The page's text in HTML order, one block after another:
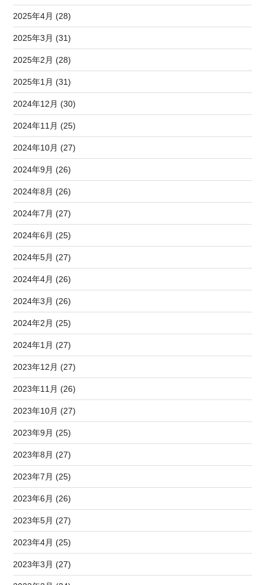
2025年4月 (28)
2025年3月 (31)
2025年2月 (28)
2025年1月 (31)
2024年12月 (30)
2024年11月 (25)
2024年10月 (27)
2024年9月 (26)
2024年8月 (26)
2024年7月 (27)
2024年6月 (25)
2024年5月 (27)
2024年4月 (26)
2024年3月 (26)
2024年2月 (25)
2024年1月 (27)
2023年12月 (27)
2023年11月 (26)
2023年10月 (27)
2023年9月 (25)
2023年8月 (27)
2023年7月 (25)
2023年6月 (26)
2023年5月 (27)
2023年4月 (25)
2023年3月 (27)